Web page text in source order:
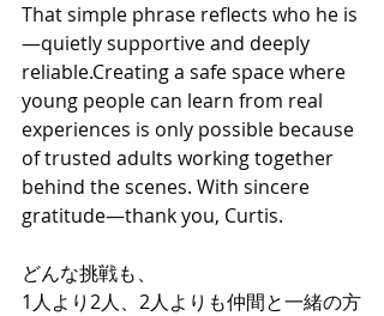
That simple phrase reflects who he is
—quietly supportive and deeply
reliable.Creating a safe space where
young people can learn from real
experiences is only possible because
of trusted adults working together
behind the scenes. With sincere
gratitude—thank you, Curtis.
どんな挑戦も、
1人より2人、2人よりも仲間と一緒の方